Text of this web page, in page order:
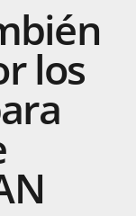
los